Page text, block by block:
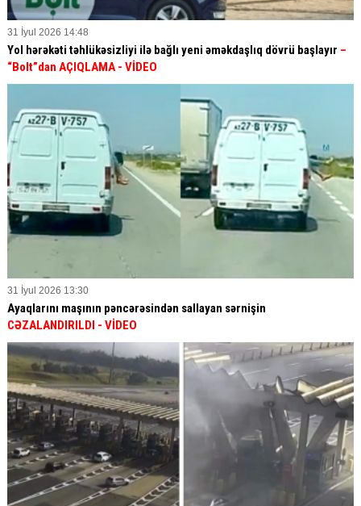
31 İyul 2026 14:48
Yol hərəkəti təhlükəsizliyi ilə bağlı yeni əməkdaşlıq dövrü başlayır –
“Bolt”dan AÇIQLAMA - VİDEO
31 İyul 2026 13:30
Ayaqlarını maşının pəncərəsindən sallayan sərnişin
CƏZALANDIRILDI - VİDEO